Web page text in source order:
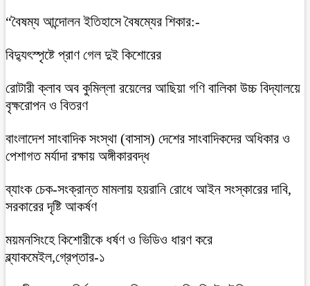
“বৈষম্য আন্দোলন ইতিহাসে বৈষম্যের শিকার:-
বিদ্যুৎস্পৃষ্টে প্রাণ গেল দুই কিশোরের
রোটারী ক্লাব অব কুমিল্লা রয়েলের আছিয়া গণি বালিকা উচ্চ বিদ্যালয়ে
বৃক্ষরোপন ও বিতরণ
বাংলাদেশ সাংবাদিক সংস্থা (বাসাস) দেশের সাংবাদিকদের অধিকার ও
পেশাগত মর্যাদা রক্ষায় অঙ্গীকারবদ্ধ
ব্যাংক চেক-সংক্রান্ত মামলায় হয়রানি রোধে আইন সংস্কারের দাবি,
সরকারের দৃষ্টি আকর্ষণ
ময়মনসিংহে কিশোরীকে ধর্ষণ ও ভিডিও ধারণ করে
ব্ল্যাকমেইল,গ্রেপ্তার-১